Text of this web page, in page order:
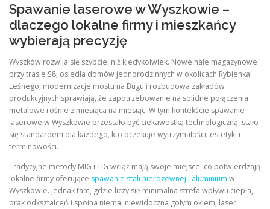
Spawanie laserowe w Wyszkowie –
dlaczego lokalne firmy i mieszkańcy
wybierają precyzję
Wyszków rozwija się szybciej niż kiedykolwiek. Nowe hale magazynowe
przy trasie S8, osiedla domów jednorodzinnych w okolicach Rybienka
Leśnego, modernizacje mostu na Bugu i rozbudowa zakładów
produkcyjnych sprawiają, że zapotrzebowanie na solidne połączenia
metalowe rośnie z miesiąca na miesiąc. W tym kontekście spawanie
laserowe w Wyszkowie przestało być ciekawostką technologiczną, stało
się standardem dla każdego, kto oczekuje wytrzymałości, estetyki i
terminowości.
Tradycyjne metody MIG i TIG wciąż mają swoje miejsce, co potwierdzają
lokalne firmy oferujące spawanie stali nierdzewnej i aluminium w
Wyszkowie. Jednak tam, gdzie liczy się minimalna strefa wpływu ciepła,
brak odkształceń i spoina niemal niewidoczna gołym okiem, laser